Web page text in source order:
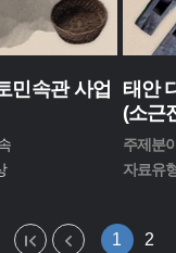
민속관 사업
태안
(소근
주제분
자료유
1 2